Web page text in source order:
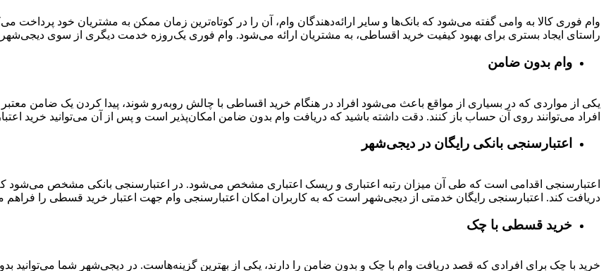
وام فوری کالا به وامی گفته می‌شود که بانک‌ها و سایر ارائه‌دهندگان وام، آن را در کوتاه‌ترین زمان ممکن به مشتریان خود
راستای ایجاد بستری برای بهبود کیفیت خرید اقساطی، به مشتریان ارائه می‌شود. وام فوری یک‌روزه خدمت دیگری از سوی
وام بدون ضامن
یکی از مواردی که در بسیاری از مواقع باعث می‌شود افراد در هنگام خرید اقساطی با چالش روبه‌رو شوند، پیدا کردن یک ضامن
افراد می‌توانند روی آن حساب باز کنند. دقت داشته باشید که دریافت وام بدون ضامن امکان‌پذیر است و پس از آن می‌توانید خرید
اعتبارسنجی بانکی رایگان در دیجی‌شهر
اعتبارسنجی اقدامی است که طی آن میزان رتبه اعتباری و ریسک اعتباری مشخص می‌شود. در اعتبارسنجی بانکی مشخص می‌شود که
دریافت کند. اعتبارسنجی رایگان خدمتی از دیجی‌شهر است که به کاربران امکان اعتبارسنجی وام جهت اعتبار خرید قسطی را فراهم
خرید قسطی با چک
خرید با چک برای افرادی که قصد دریافت وام با چک و بدون ضامن را دارند، یکی از بهترین گزینه‌هاست. در دیجی‌شهر شما می‌توانید